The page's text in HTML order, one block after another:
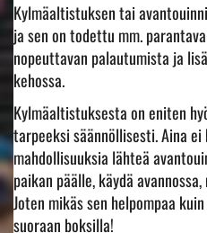
Kylmäaltistuksen tai
ja sen on todettu mm.
nopeuttavan palautumista ja
kehossa.
Kylmäaltistuksesta on eniten
tarpeeksi säännöllisesti. Aina
mahdollisuuksia lähteä
paikan päälle, käydä
Joten mikäs sen helpompaa
suoraan boksilla!